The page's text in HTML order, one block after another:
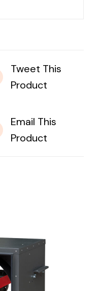
Tweet This
Product
Email This
Product